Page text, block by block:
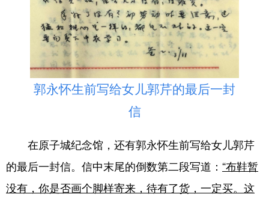
郭永怀生前写给女儿郭芹的最后一封
信
在原子城纪念馆，还有郭永怀生前写给女儿郭芹
的最后一封信。信中末尾的倒数第二段写道： “布鞋暂
没有，你是否画个脚样寄来，待有了货，一定买。这